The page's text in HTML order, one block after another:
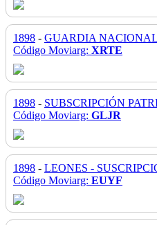
1898 - GUARDIA
Código Moviarg: XRTE
1898 - SUBSCRIPCIÓN
Código Moviarg: GLJR
1898 - LEONES -
Código Moviarg: EUYF